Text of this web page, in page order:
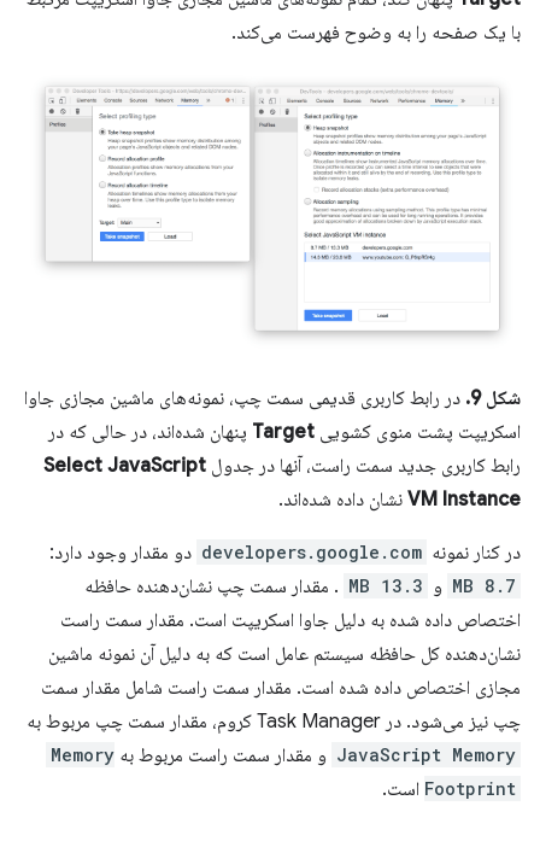
با یک صفحه را به وضوح فهرست می‌کند.
شکل 9.
در رابط کاربری قدیمی سمت چپ، نمونه‌های ماشین مجازی جاوا
اسکریپت پشت منوی کشویی Target پنهان شده‌اند، در حالی که در
رابط کاربری جدید سمت راست، آنها در جدول Select JavaScript
VM Instance نشان داده شده‌اند.
در کنار نمونه developers.google.com دو مقدار وجود دارد:
8.7 MB و 13.3 MB
. مقدار سمت چپ نشان‌دهنده حافظه
اختصاص داده شده به دلیل جاوا اسکریپت است. مقدار سمت راست
نشان‌دهنده کل حافظه سیستم عامل است که به دلیل آن نمونه ماشین
مجازی اختصاص داده شده است. مقدار سمت راست شامل مقدار سمت
چپ نیز می‌شود. در Task Manager کروم، مقدار سمت چپ مربوط به
JavaScript Memory و مقدار سمت راست مربوط به Memory
Footprint است.